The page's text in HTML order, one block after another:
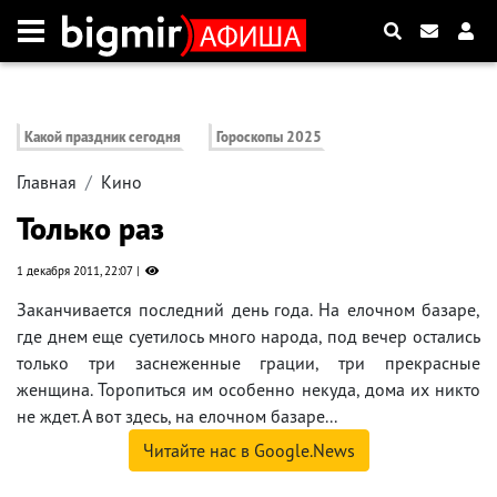
Какой праздник сегодня Гороскопы 2025
Главная Кино
Только раз
1 декабря 2011, 22:07
Заканчивается последний день года. На елочном базаре,
где днем еще суетилось много народа, под вечер остались
только три заснеженные грации, три прекрасные
женщина. Торопиться им особенно некуда, дома их никто
не ждет. А вот здесь, на елочном базаре...
Читайте нас в Google.News